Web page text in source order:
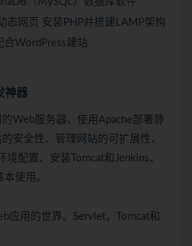
态网页 安装PHP并搭建LAMP架构
WordPress建站
神器
Web服务器、使用Apache部署静
安全性、管理网站的可扩展性、
境配置、安装Tomcat和Jenkins、
使用。
应用的世界。Servlet，Tomcat和